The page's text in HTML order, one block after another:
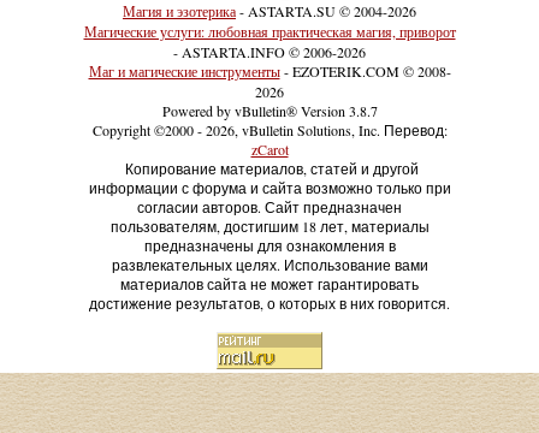
Магия и эзотерика- ASTARTA.SU © 2004-2026
Магические услуги: любовная практическая магия, приворот
- ASTARTA.INFO © 2006-2026
Маг и магические инструменты- EZOTERIK.COM © 2008-
2026
Powered by vBulletin® Version 3.8.7
Copyright ©2000 - 2026, vBulletin Solutions, Inc. Перевод:
zCarot
Копирование материалов, статей и другой
информации с форума и сайта возможно только при
согласии авторов. Сайт предназначен
пользователям, достигшим 18 лет, материалы
предназначены для ознакомления в
развлекательных целях. Использование вами
материалов сайта не может гарантировать
достижение результатов, о которых в них говорится.